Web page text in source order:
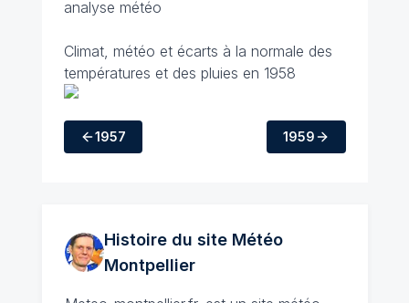
analyse météo
Climat, météo et écarts à la normale des
températures et des pluies en 1958
1957 1959
Histoire du site Météo
Montpellier